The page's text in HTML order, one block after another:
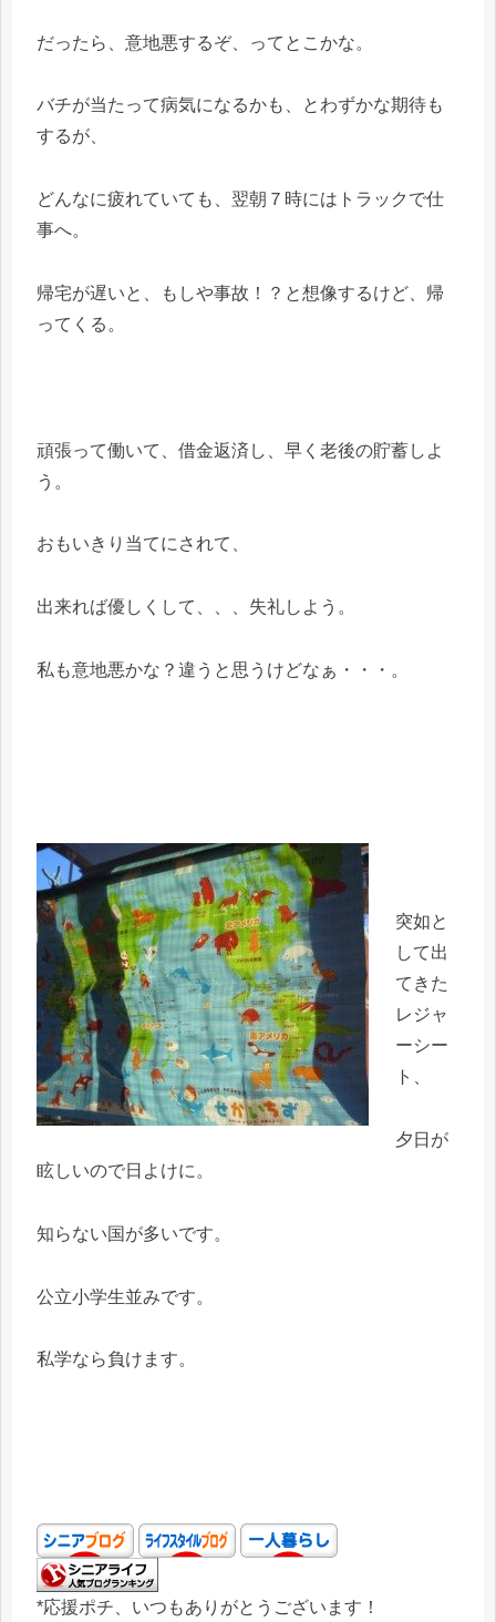
だったら、意地悪するぞ、ってとこかな。
バチが当たって病気になるかも、とわずかな期待も
するが、
どんなに疲れていても、翌朝７時にはトラックで仕
事へ。
帰宅が遅いと、もしや事故！？と想像するけど、帰
ってくる。
頑張って働いて、借金返済し、早く老後の貯蓄しよ
う。
おもいきり当てにされて、
出来れば優しくして、、、失礼しよう。
私も意地悪かな？違うと思うけどなぁ・・・。
突如と
して出
てきた
レジャ
ーシー
ト、
夕日が
眩しいので日よけに。
知らない国が多いです。
公立小学生並みです。
私学なら負けます。
*応援ポチ、いつもありがとうございます！